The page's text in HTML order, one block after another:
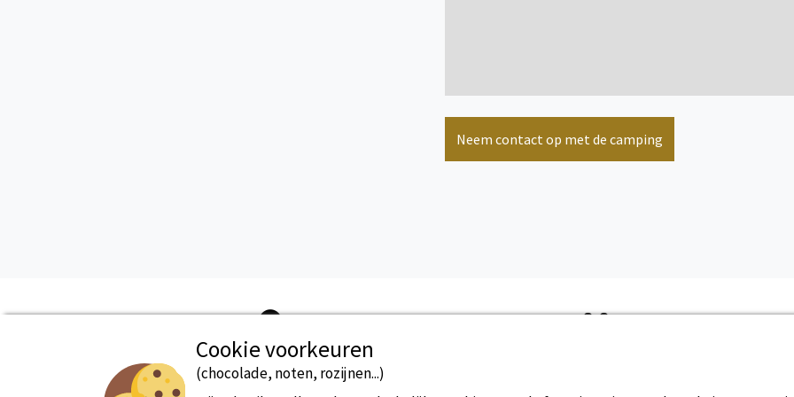
Neem contact op met de camping
Beveiligde betaling
Cookie voorkeuren
(chocolade, noten, rozijnen...)